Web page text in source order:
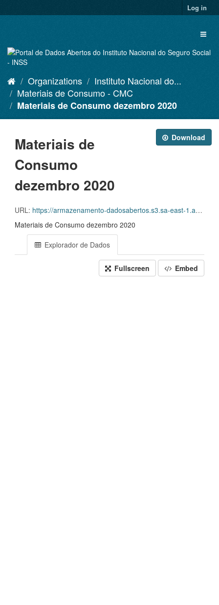
to
Log in
Organizations
Instituto Nacional do...
Materiais de Consumo - CMC
Materiais de Consumo dezembro 2020
Download
Materiais de
Consumo
dezembro 2020
URL: https://armazenamento-dadosabertos.s3.sa-east-1.amazonaws.com/Plano+2016_2018_Grupos+de+dados/INSS+-+Materiais+de+Consumo+-+CMC/d-cmc-pda-001-202012.csv
Materiais de Consumo dezembro 2020
Explorador de Dados
Fullscreen Embed